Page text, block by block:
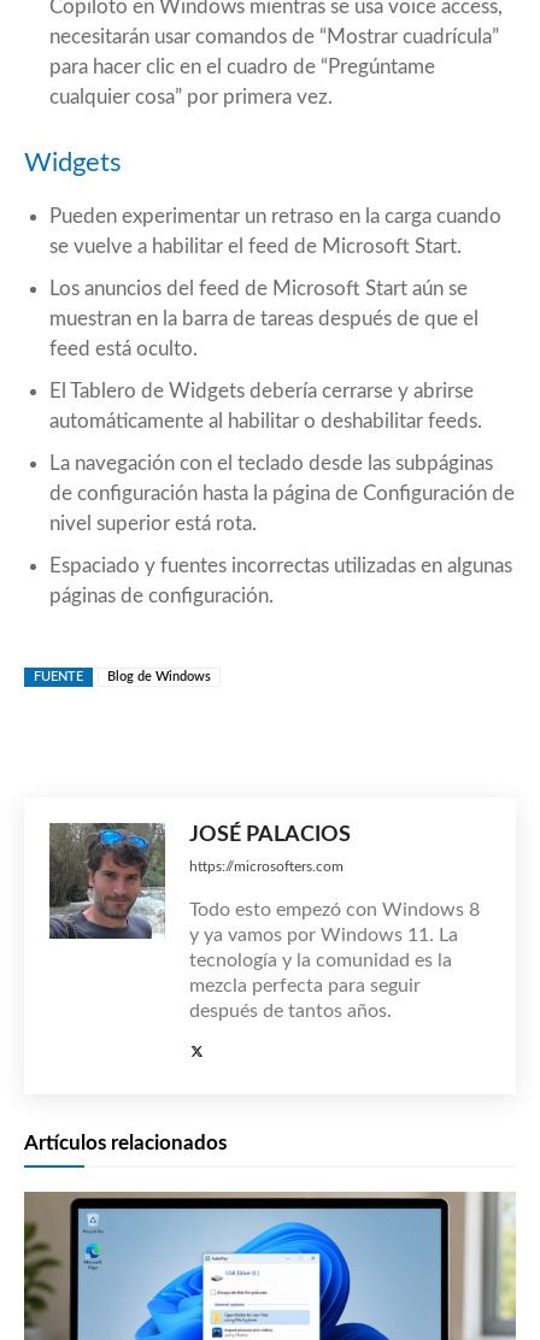
Copiloto en Windows mientras se usa voice access,
necesitarán usar comandos de “Mostrar cuadrícula”
para hacer clic en el cuadro de “Pregúntame
cualquier cosa” por primera vez.
Widgets
Pueden experimentar un retraso en la carga cuando
se vuelve a habilitar el feed de Microsoft Start.
Los anuncios del feed de Microsoft Start aún se
muestran en la barra de tareas después de que el
feed está oculto.
El Tablero de Widgets debería cerrarse y abrirse
automáticamente al habilitar o deshabilitar feeds.
La navegación con el teclado desde las subpáginas
de configuración hasta la página de Configuración de
nivel superior está rota.
Espaciado y fuentes incorrectas utilizadas en algunas
páginas de configuración.
FUENTE Blog de Windows
JOSÉ PALACIOS
https://microsofters.com
Todo esto empezó con Windows 8
y ya vamos por Windows 11. La
tecnología y la comunidad es la
mezcla perfecta para seguir
después de tantos años.
Artículos relacionados